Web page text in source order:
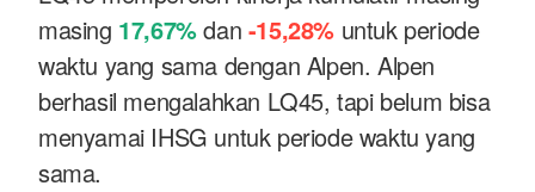
masing 17,67%dan -15,28% untuk periode
waktu yang sama dengan Alpen. Alpen
berhasil mengalahkan LQ45, tapi belum bisa
menyamai IHSG untuk periode waktu yang
sama.